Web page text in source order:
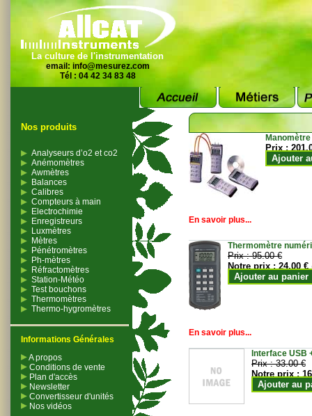
La culture de l'instrumentation
email: info@mesurez.com
Tél : 04 42 34 83 48
Nos produits
Analyseurs d’o2 et co2
Anémomètres
Awmètres
Balances
Calibres
Compteurs à main
Electrochimie
Enregistreurs
Luxmètres
Mètres
Pénétromètres
Ph-mètres
Réfractomètres
Station-Météo
Test bouchons
Thermomètres
Thermo-hygromètres
Informations Générales
A propos
Conditions de vente
Plan d'accès
Newsletter
Convertisseur d'unités
Nos vidéos
Prix :
Ajouter
En savoir plus...
Thermomètre
Prix :95.00 €
Notre prix :24.00 €
Ajouter au panier
En savoir plus...
Interface USB
Prix :33.00 €
Notre prix :
Ajouter au